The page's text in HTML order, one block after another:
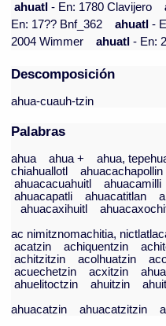
ahuatl- En: 1780 Clavijero
En: 17?? Bnf_362
ahuatl-
2004 Wimmer
ahuatl- En:
Descomposición
ahua-cuauh-tzin
Palabras
ahua ahua + ahua,
chiahuallotl
ahuacachapollin
ahuacacuahuitl
ahuacamilli
ahuacapatli
ahuacatitlan
ahuacaxihuitl
ac nimitznomachitia,
acatzin
achiquentzin
achitzitzin
acolhuatzin
acuechetzin
acxitzin
ahuelitoctzin
ahuitzin
ahuacatzin
ahuacatzitzin